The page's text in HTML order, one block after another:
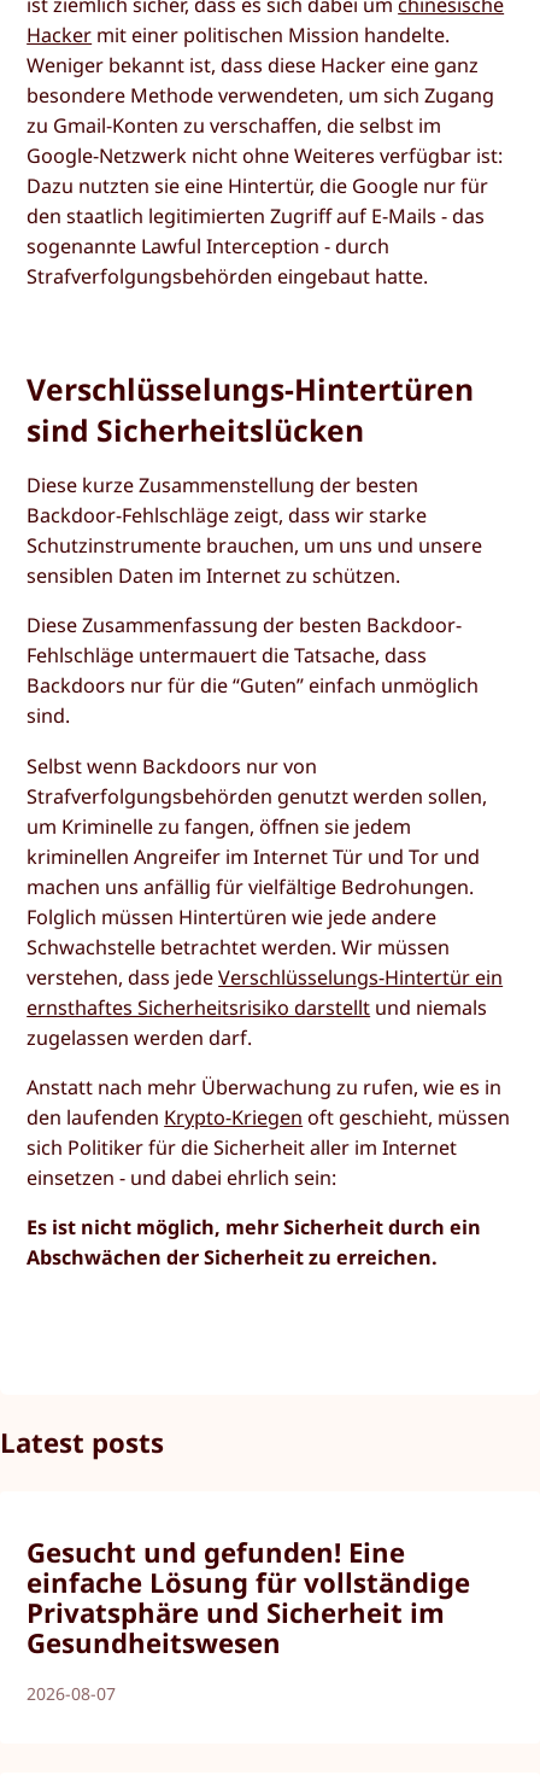
Hacker mit einer politischen Mission handelte.
Weniger bekannt ist, dass diese Hacker eine ganz
besondere Methode verwendeten, um sich Zugang
zu Gmail-Konten zu verschaffen, die selbst im
Google-Netzwerk nicht ohne Weiteres verfügbar ist:
Dazu nutzten sie eine Hintertür, die Google nur für
den staatlich legitimierten Zugriff auf E-Mails - das
sogenannte Lawful Interception - durch
Strafverfolgungsbehörden eingebaut hatte.
Verschlüsselungs-Hintertüren
sind Sicherheitslücken
Diese kurze Zusammenstellung der besten
Backdoor-Fehlschläge zeigt, dass wir starke
Schutzinstrumente brauchen, um uns und unsere
sensiblen Daten im Internet zu schützen.
Diese Zusammenfassung der besten Backdoor-
Fehlschläge untermauert die Tatsache, dass
Backdoors nur für die “Guten” einfach unmöglich
sind.
Selbst wenn Backdoors nur von
Strafverfolgungsbehörden genutzt werden sollen,
um Kriminelle zu fangen, öffnen sie jedem
kriminellen Angreifer im Internet Tür und Tor und
machen uns anfällig für vielfältige Bedrohungen.
Folglich müssen Hintertüren wie jede andere
Schwachstelle betrachtet werden. Wir müssen
verstehen, dass jedeVerschlüsselungs-Hintertür ein
ernsthaftes Sicherheitsrisiko darstellt und niemals
zugelassen werden darf.
Anstatt nach mehr Überwachung zu rufen, wie es in
den laufenden Krypto-Kriegen oft geschieht, müssen
sich Politiker für die Sicherheit aller im Internet
einsetzen - und dabei ehrlich sein:
Es ist nicht möglich, mehr Sicherheit durch ein
Abschwächen der Sicherheit zu erreichen.
Latest posts
Gesucht und gefunden! Eine
einfache Lösung für vollständige
Privatsphäre und Sicherheit im
Gesundheitswesen
2026-08-07